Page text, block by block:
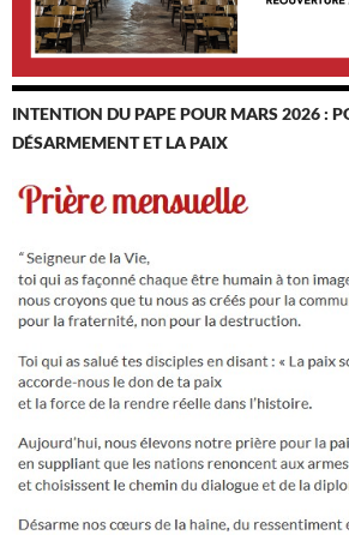
INTENTION DU PAPE POUR MARS 2026 :
DÉSARMEMENT ET LA PAIX